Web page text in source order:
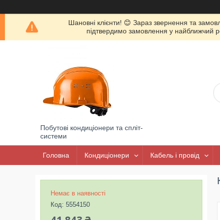
Шановні клієнти! 😊 Зараз звернення та
підтвердимо замовлення у найближчий
Побутові кондиціонери та спліт-
системи
Головна Кондиціонери Кабель і провід
Немає в наявності
Код: 5554150